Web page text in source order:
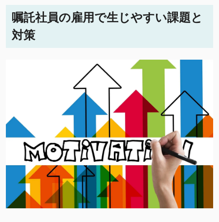
嘱託社員の雇用で生じやすい課題と
対策